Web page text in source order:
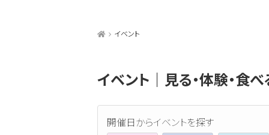
イベント
イベント｜見る・体験・食べ
開催日からイベントを探す